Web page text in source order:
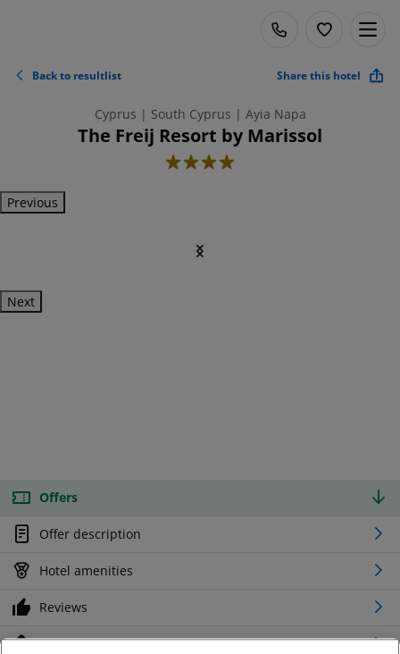
Back to resultlist Share this hotel
Cyprus | South Cyprus | Ayia Napa
The Freij Resort by Marissol
4
Previous
Next
Offers
Offer description
Hotel amenities
Reviews
Location